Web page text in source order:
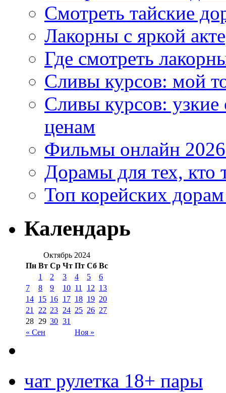
Смотреть тайские
Лакорны с яркой
Где смотреть
Сливы курсов: мой
Сливы курсов:
ценам
Фильмы онлайн
Дорамы для тех, кто
Топ корейских
Календарь
Октябрь 2024
Пн Вт Ср Чт Пт Сб Вс
« Сен Ноя »
1 2 3 4 5
6
7
8 9 10 11 12 13
14 15 16 17 18 19 20
21
22 23 24 25 26 27
28 29 30 31
чат рулетка 18+ пары